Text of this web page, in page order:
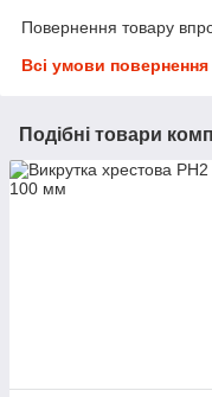
Повернення товару
Всі умови повернення
Подібні товари